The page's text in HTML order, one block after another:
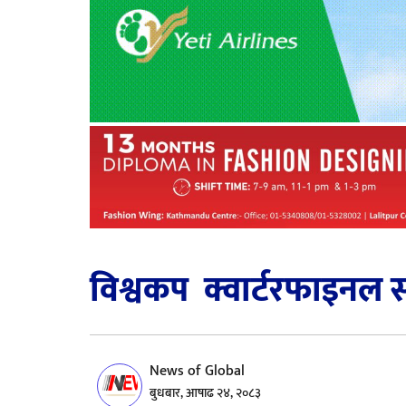
विश्वकप
News of Global
बुधबार, आषाढ २४, २०८३